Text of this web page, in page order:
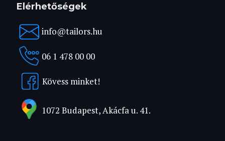
Elérhetőségek
info@tailors.hu
06 1 478 00 00
Kövess minket!
1072 Budapest, Akácfa u. 41.